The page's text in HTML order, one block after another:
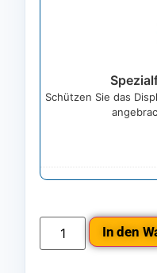
Schützen Sie das
In den